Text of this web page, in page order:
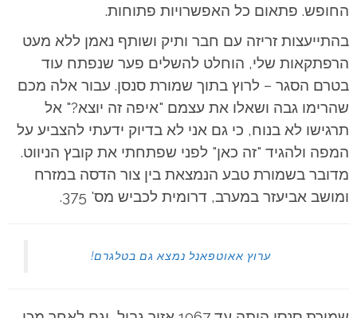
החופש. פתאום כל האפשרויות פתוחות.
בהתייעצות זריזה עם חבר ותיק ושותף נאמן ללא מעט
הרפתקאות שלי, הוחלט להשלים פער שנפתח עוד
בטרם הסגר – לרוץ בתוך שמורת סנסן. עבור אלה מכם
שהרימו גבה ושאלו את עצמם "איפה זה יוצא?" אל
תרגישו לא בנוח, כי גם אני לא בדיוק ידעתי להצביע על
המפה ולהגיד "זה כאן" לפני שפתחתי את קובץ הניווט.
מדובר בשמורת טבע הנמצאת בין צור הדסה במזרח
ומושב אביעזר במערב, דרומית לכביש מס' 375.
ערוץ אאוטפאנל נמצא גם בטלגרם!